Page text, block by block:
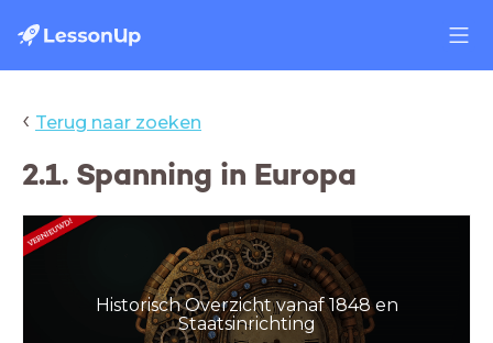
‹ Terug naar zoeken
2.1. Spanning in Europa
Historisch Overzicht vanaf 1848 en
Staatsinrichting